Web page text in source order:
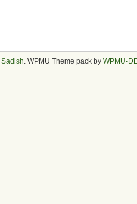
Sadish . WPMU Theme pack by WPMU-